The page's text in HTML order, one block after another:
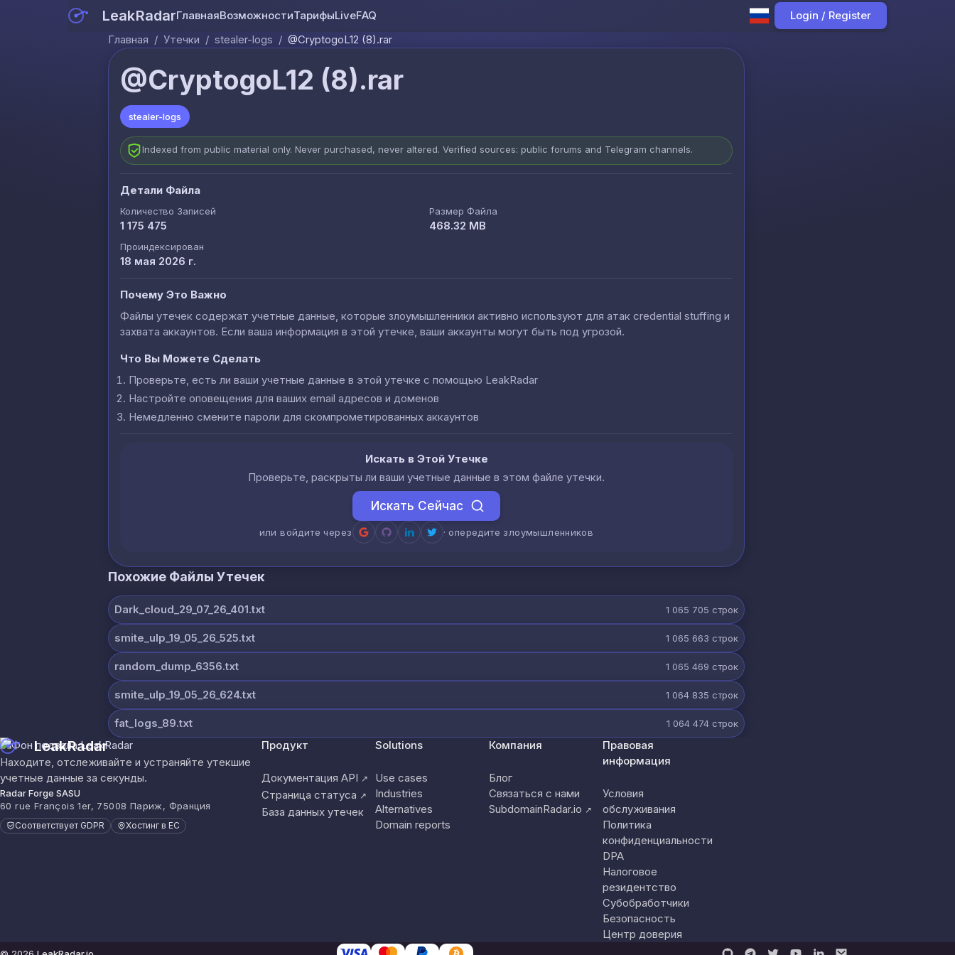
LeakRadarГлавнаяВозможностиТарифыLiveFAQ
Login / Register
Главная / Утечки / stealer-logs / @CryptogoL12 (8).rar
@CryptogoL12 (8).rar
stealer-logs
Indexed from public material only. Never purchased, never altered. Verified sources: public forums and Telegram channels.
Детали Файла
Количество Записей
1 175 475
Размер Файла
468.32 MB
Проиндексирован
18 мая 2026 г.
Почему Это Важно
Файлы утечек содержат учетные данные, которые злоумышленники активно используют для атак credential stuffing и
захвата аккаунтов. Если ваша информация в этой утечке, ваши аккаунты могут быть под угрозой.
Что Вы Можете Сделать
Проверьте, есть ли ваши учетные данные в этой утечке с помощью LeakRadar
Настройте оповещения для ваших email адресов и доменов
Немедленно смените пароли для скомпрометированных аккаунтов
Искать в Этой Утечке
Проверьте, раскрыты ли ваши учетные данные в этом файле утечки.
Искать Сейчас
или войдите через · опередите злоумышленников
Похожие Файлы Утечек
Dark_cloud_29_07_26_401.txt 1 065 705 строк
smite_ulp_19_05_26_525.txt 1 065 663 строк
random_dump_6356.txt 1 065 469 строк
smite_ulp_19_05_26_624.txt 1 064 835 строк
fat_logs_89.txt 1 064 474 строк
LeakRadar
Находите, отслеживайте и устраняйте утекшие
учетные данные за секунды.
Radar Forge SASU
60 rue François 1er, 75008 Париж, Франция
Соответствует GDPR Хостинг в ЕС
Продукт
Документация API ↗
Страница статуса ↗
База данных утечек
Solutions
Use cases
Industries
Alternatives
Domain reports
Компания
Блог
Связаться с нами
SubdomainRadar.io ↗
Правовая
информация
Условия
обслуживания
Политика
конфиденциальности
DPA
Налоговое
резидентство
Субобработчики
Безопасность
Центр доверия